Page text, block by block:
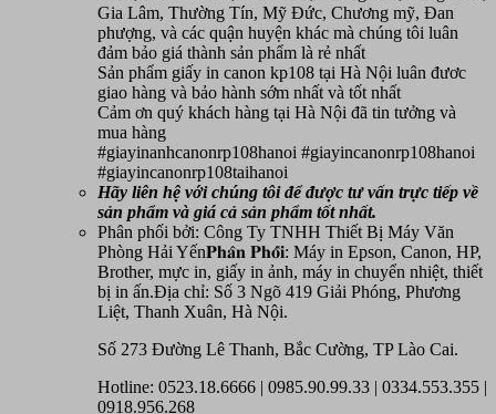
Gia Lâm, Thường Tín, Mỹ Đức, Chương mỹ, Đan
phượng, và các quận huyện khác mà chúng tôi luân
đảm bảo giá thành sản phẩm là rẻ nhất
Sản phẩm giấy in canon kp108 tại Hà Nội luân đươc
giao hàng và bảo hành sớm nhất và tốt nhất
Cảm ơn quý khách hàng tại Hà Nội đã tin tưởng và
mua hàng
#giayinanhcanonrp108hanoi #giayincanonrp108hanoi
#giayincanonrp108taihanoi
Hãy liên hệ với chúng tôi để được tư vấn trực tiếp về
sản phẩm và giá cả sản phẩm tốt nhất.
Phân phối bởi: Công Ty TNHH Thiết Bị Máy Văn
Phòng Hải Yến𝐏𝐡𝐚̂𝐧 𝐏𝐡𝐨̂́𝐢: Máy in Epson, Canon, HP,
Brother, mực in, giấy in ảnh, máy in chuyển nhiệt, thiết
bị in ấn.Địa chỉ: Số 3 Ngõ 419 Giải Phóng, Phương
Liệt, Thanh Xuân, Hà Nội.
Số 273 Đường Lê Thanh, Bắc Cường, TP Lào Cai.
Hotline: 0523.18.6666 | 0985.90.99.33 | 0334.553.355 |
0918.956.268